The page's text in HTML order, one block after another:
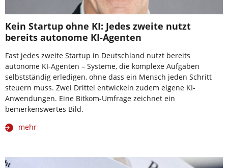
Kein Startup ohne KI: Jedes zweite nutzt
bereits autonome KI-Agenten
Fast jedes zweite Startup in Deutschland nutzt bereits
autonome KI-Agenten – Systeme, die komplexe Aufgaben
selbstständig erledigen, ohne dass ein Mensch jeden Schritt
steuern muss. Zwei Drittel entwickeln zudem eigene KI-
Anwendungen. Eine Bitkom-Umfrage zeichnet ein
bemerkenswertes Bild.
mehr